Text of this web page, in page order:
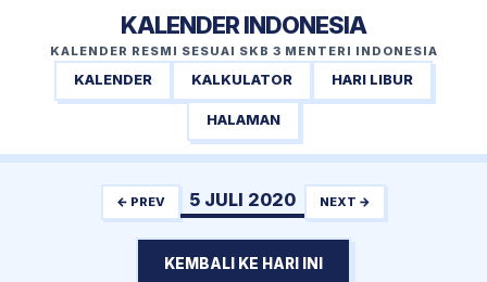
KALENDER INDONESIA
KALENDER RESMI SESUAI SKB 3 MENTERI INDONESIA
KALENDER KALKULATOR HARI LIBUR
HALAMAN
← PREV 5 JULI 2020 NEXT →
KEMBALI KE HARI INI